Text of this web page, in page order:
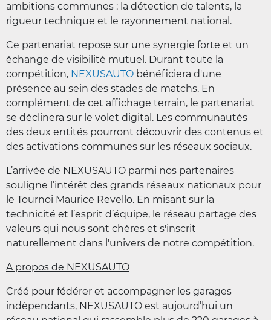
ambitions communes : la détection de talents, la
rigueur technique et le rayonnement national.
Ce partenariat repose sur une synergie forte et un
échange de visibilité mutuel. Durant toute la
compétition, NEXUSAUTO bénéficiera d'une
présence au sein des stades de matchs. En
complément de cet affichage terrain, le partenariat
se déclinera sur le volet digital. Les communautés
des deux entités pourront découvrir des contenus et
des activations communes sur les réseaux sociaux.
L’arrivée de NEXUSAUTO parmi nos partenaires
souligne l’intérêt des grands réseaux nationaux pour
le Tournoi Maurice Revello. En misant sur la
technicité et l’esprit d’équipe, le réseau partage des
valeurs qui nous sont chères et s'inscrit
naturellement dans l'univers de notre compétition.
A propos de NEXUSAUTO
Créé pour fédérer et accompagner les garages
indépendants, NEXUSAUTO est aujourd’hui un